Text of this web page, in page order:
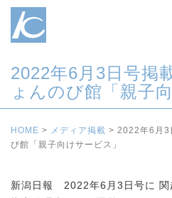
2022年6月3日号
ょんのび館「親子
HOME > メディア掲載 > 2022年6月
び館「親子向けサービス」
新潟日報 2022年6月3日号に 関